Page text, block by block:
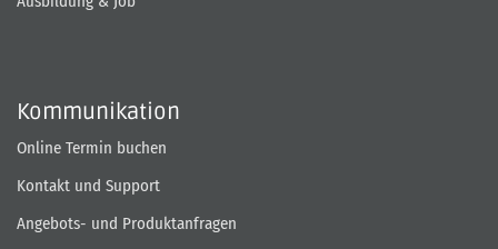
Kommunikation
Online Termin buchen
Kontakt und Support
Angebots- und Produktanfragen